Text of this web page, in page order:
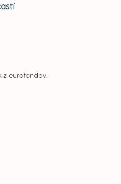
eurofondov.